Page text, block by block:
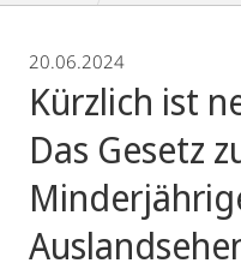
20.06.2024
Kürzlich ist
Das Gesetz